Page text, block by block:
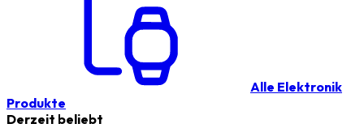
Alle Elektronik
Produkte
Derzeit beliebt